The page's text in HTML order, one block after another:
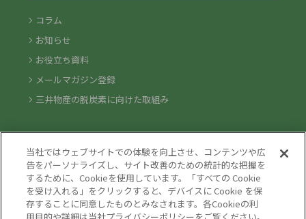
コラム
お知らせ
お役立ち資料
メールマガジン登録
三井物産の脱炭素に向けた取組み
気になるキーワードからソリューションを探す
当社ではウェブサイトでの体験を向上させ、コンテンツや広
告をパーソナライズし、サイト改善のための統計的な把握を
するために、Cookieを使用しています。「すべての Cookie
を受け入れる」をクリックすると、デバイスに Cookie を保
存することに同意したものとみなされます。各Cookieの利